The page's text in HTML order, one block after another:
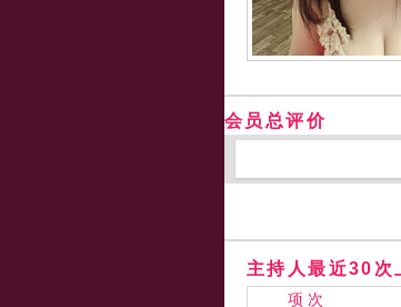
会员总评价
主持人最近30次
项 次